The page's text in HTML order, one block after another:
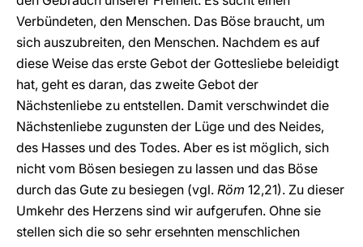
Verbündeten, den Menschen. Das Böse braucht, um
sich auszubreiten, den Menschen. Nachdem es auf
diese Weise das erste Gebot der Gottesliebe beleidigt
hat, geht es daran, das zweite Gebot der
Nächstenliebe zu entstellen. Damit verschwindet die
Nächstenliebe zugunsten der Lüge und des Neides,
des Hasses und des Todes. Aber es ist möglich, sich
nicht vom Bösen besiegen zu lassen und das Böse
durch das Gute zu besiegen (vgl. Röm 12,21). Zu dieser
Umkehr des Herzens sind wir aufgerufen. Ohne sie
stellen sich die so sehr ersehnten menschlichen